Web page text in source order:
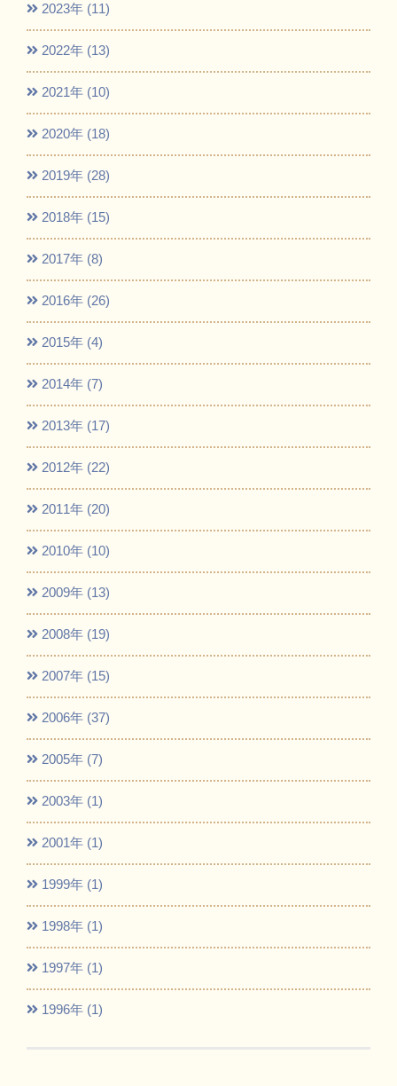
2023年 (11)
2022年 (13)
2021年 (10)
2020年 (18)
2019年 (28)
2018年 (15)
2017年 (8)
2016年 (26)
2015年 (4)
2014年 (7)
2013年 (17)
2012年 (22)
2011年 (20)
2010年 (10)
2009年 (13)
2008年 (19)
2007年 (15)
2006年 (37)
2005年 (7)
2003年 (1)
2001年 (1)
1999年 (1)
1998年 (1)
1997年 (1)
1996年 (1)